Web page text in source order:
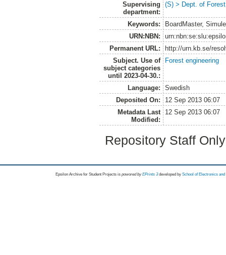
Supervising
department:
(S) > Dept. of
Keywords:
BoardMaster,
URN:NBN:
Permanent URL:
http://urn.kb.se/
Subject. Use of
subject categories
until 2023-04-30.:
Forest engineering
Language:
Swedish
Deposited On:
12 Sep 2013 06:07
Metadata Last
Modified:
12 Sep 2013 06:07
Repository Staff
Epsilon Archive for Student Projects is powored byEPrints 3 developed by School of Electronics